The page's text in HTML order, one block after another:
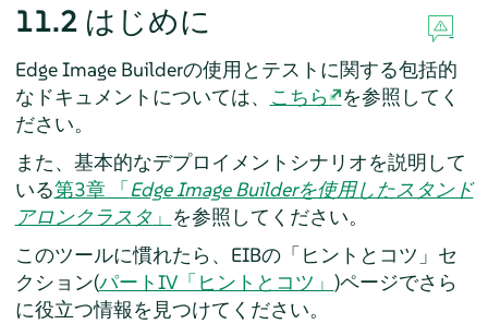
11.2 はじめに
Edge Image Builderの使用とテストに関する包括的
なドキュメントについては、
こちら
を参照してく
ださい。
また、基本的なデプロイメントシナリオを説明して
いる第3章 「Edge Image Builderを使用したスタンド
アロンクラスタ」 を参照してください。
このツールに慣れたら、EIBの「ヒントとコツ」セ
クション(パートIV「ヒントとコツ」 )ページでさら
に役立つ情報を見つけてください。